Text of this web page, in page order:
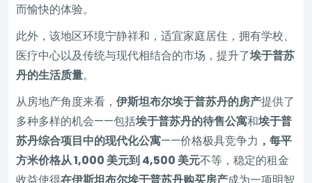
而愉快的体验。
此外，该地区环境宁静祥和，适宜家庭居住，拥有学校、
医疗中心以及传统与现代相结合的市场，提升了埃于普苏
丹的生活质量。
从房地产角度来看，伊斯坦布尔埃于普苏丹的房产提供了
多种多样的机会——包括埃于普苏丹的待售公寓和埃于普
苏丹综合项目中的现代化公寓——价格极具竞争力 ，每平
方米价格从 1,000 美元到 4,500 美元不等，稳定的租金
收益使得在伊斯坦布尔埃于普苏丹购买房产成为一项明智